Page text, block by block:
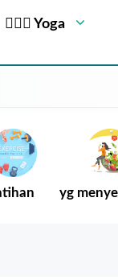
🧘🏻‍♂️ Yoga
yg